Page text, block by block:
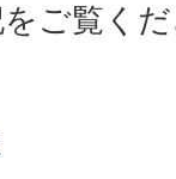
ご覧く